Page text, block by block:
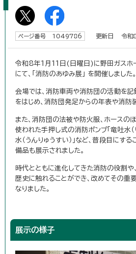
ページ番号 1049786 更新日 令和8
令和8年1月11日(日曜日)に野田ガスホ
にて、「消防のあゆみ展」 を開催しました。
会場では、消防車両や消防団の活動を
をはじめ、消防団発足からの年表や消防
また、消防団の法被や防火服、ホースの
使われた手押し式の消防ポンプ「竜吐水（
水（うんりゅうすい）」など、普段目にす
備品も展示されました。
時代とともに進化してきた消防の役割や
歴史に触れることができ、改めてその重
なりました。
展示の様子